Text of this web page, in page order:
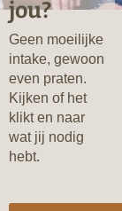
jou?
Geen moeilijke
intake, gewoon
even praten.
Kijken of het
klikt en naar
wat jij nodig
hebt.